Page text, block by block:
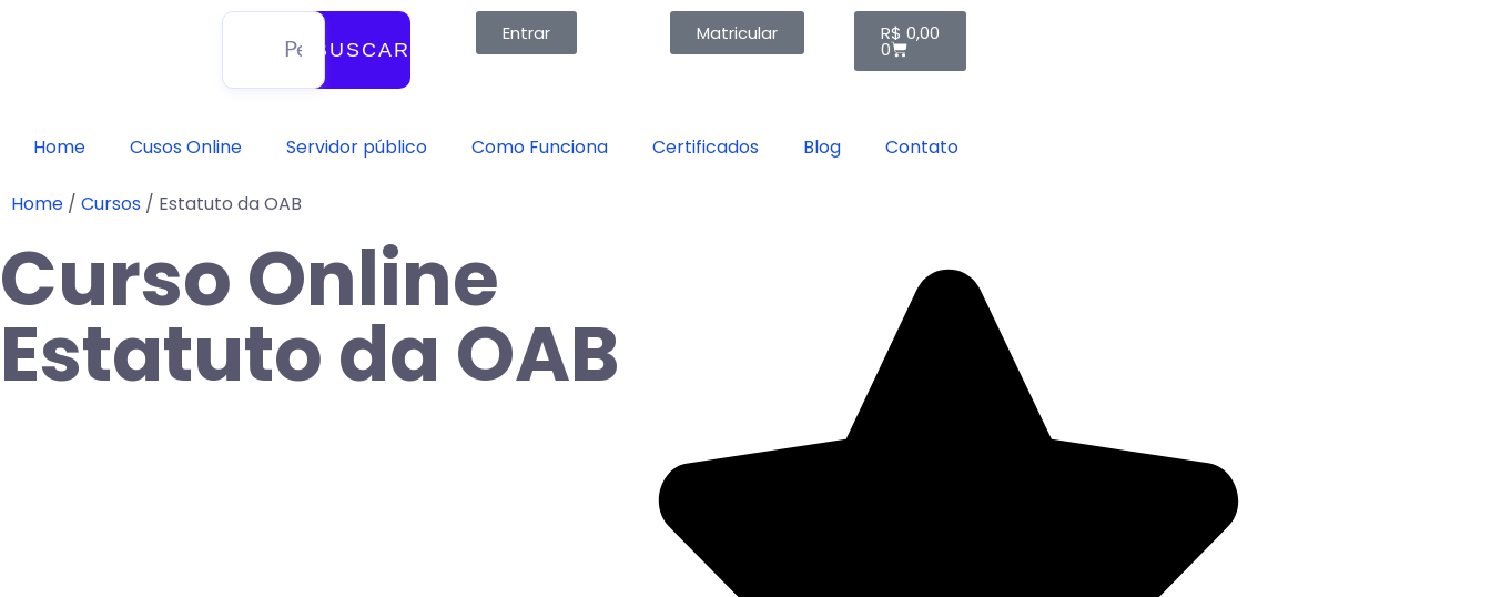
BUSCAR
Entrar Matricular R$ 0,00
0
Home Cusos Online Servidor público Como Funciona Certificados Blog Contato
Home / Cursos / Estatuto da OAB
Curso Online
Estatuto da OAB